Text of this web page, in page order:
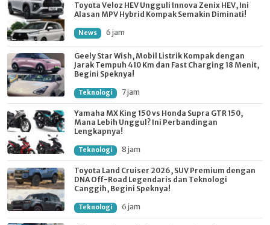
Toyota Veloz HEV Ungguli Innova Zenix HEV, Ini
Alasan MPV Hybrid Kompak Semakin Diminati!
News 6 jam
Geely Star Wish, Mobil Listrik Kompak dengan
Jarak Tempuh 410 Km dan Fast Charging 18 Menit,
Begini Speknya!
Teknologi 7 jam
Yamaha MX King 150 vs Honda Supra GTR 150,
Mana Lebih Unggul? Ini Perbandingan
Lengkapnya!
Teknologi 8 jam
Toyota Land Cruiser 2026, SUV Premium dengan
DNA Off-Road Legendaris dan Teknologi
Canggih, Begini Speknya!
Teknologi 6 jam